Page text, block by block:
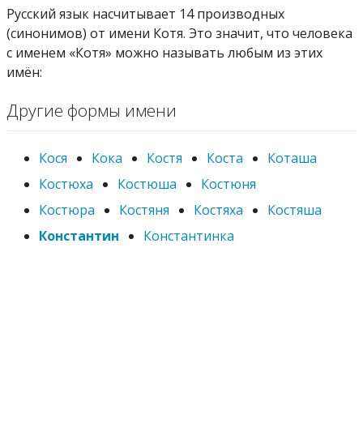
Русский язык насчитывает 14 производных
(синонимов) от имени Котя. Это значит, что человека
с именем «Котя» можно называть любым из этих
имён:
Другие формы имени
Кося Кока Костя Коста
Коташа
Костюха
Костюша
Костюня
Костюра
Костяня Костяха
Костяша
Константин
Константинка